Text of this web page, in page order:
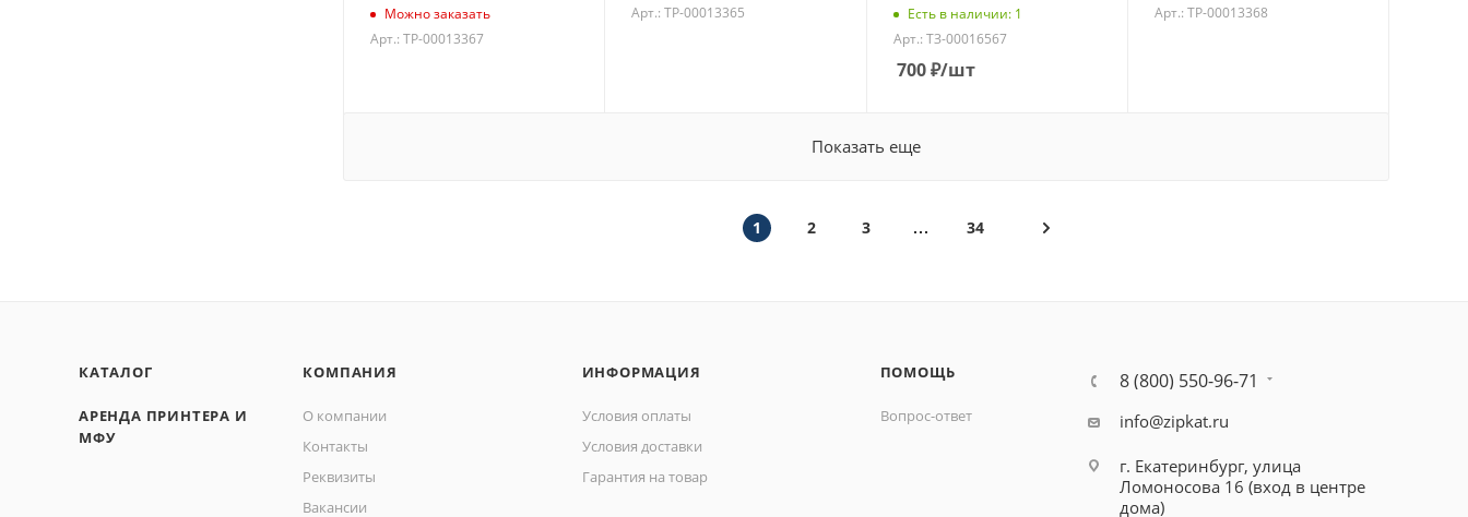
Можно заказать
Арт.: ТР-00013367
Арт.: ТР-00013365
Есть в наличии: 1
Арт.: ТЗ-00016567
700₽/шт
Арт.: ТР-00013368
Показать еще
1 2 3 34
КАТАЛОГ
АРЕНДА ПРИНТЕРА И
МФУ
КОМПАНИЯ
О компании
Контакты
Реквизиты
Вакансии
ИНФОРМАЦИЯ
Условия оплаты
Условия доставки
Гарантия на товар
ПОМОЩЬ
Вопрос-ответ
8 (800) 550-96-71
info@zipkat.ru
г. Екатеринбург, улица
Ломоносова 16 (вход в центре
дома)